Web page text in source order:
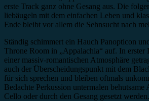
erste Track ganz ohne Gesang aus. Die
liebäugeln mit dem einfachen Leben und
Ende bleibt vor allem die Sehnsucht nach
Ständig schimmert ein Hauch Panopticon
Throne Room in „Appalachia“ auf. In
einer massiv-romantischen Atmosphäre
auch der Überscheidungspunkt mit dem
für sich sprechen und bleiben oftmals
Bedachte Perkussion untermalen
Cello oder durch den Gesang gesetzt werden.